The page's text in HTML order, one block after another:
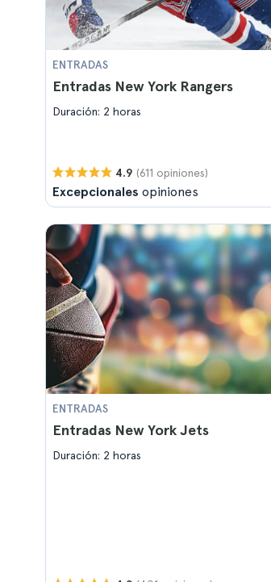
ENTRADAS
Entradas New York Rangers
Duración: 2 horas
4.9 (611 opiniones)
Excepcionales opiniones
ENTRADAS
Entradas New York Jets
Duración: 2 horas